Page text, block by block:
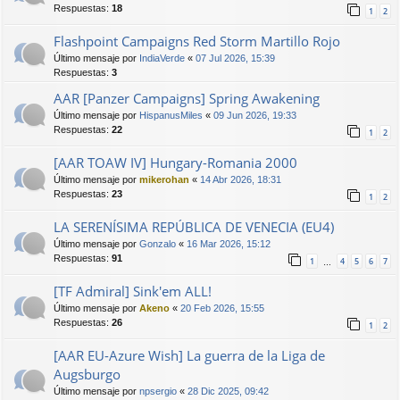
Respuestas: 18 1 2
Flashpoint Campaigns Red Storm Martillo Rojo
Último mensaje por IndiaVerde « 07 Jul 2026, 15:39
Respuestas: 3
AAR [Panzer Campaigns] Spring Awakening
Último mensaje por HispanusMiles « 09 Jun 2026, 19:33
Respuestas: 22 1 2
[AAR TOAW IV] Hungary-Romania 2000
Último mensaje por mikerohan « 14 Abr 2026, 18:31
Respuestas: 23 1 2
LA SERENÍSIMA REPÚBLICA DE VENECIA (EU4)
Último mensaje por Gonzalo « 16 Mar 2026, 15:12
Respuestas: 91 1 … 4 5 6 7
[TF Admiral] Sink'em ALL!
Último mensaje por Akeno « 20 Feb 2026, 15:55
Respuestas: 26 1 2
[AAR EU-Azure Wish] La guerra de la Liga de
Augsburgo
Último mensaje por npsergio « 28 Dic 2025, 09:42